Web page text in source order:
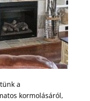
a
kormolásáról,